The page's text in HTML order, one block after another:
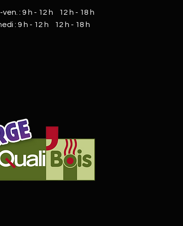
ven. : 9 h - 12 h 12 h - 18 h
: 9 h - 12 h 12 h - 18 h